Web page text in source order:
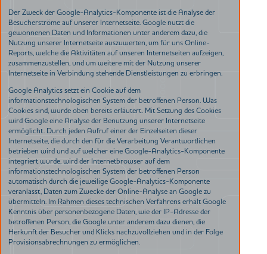
Der Zweck der Google-Analytics-Komponente ist die Analyse der
Besucherströme auf unserer Internetseite. Google nutzt die
gewonnenen Daten und Informationen unter anderem dazu, die
Nutzung unserer Internetseite auszuwerten, um für uns Online-
Reports, welche die Aktivitäten auf unseren Internetseiten aufzeigen,
zusammenzustellen, und um weitere mit der Nutzung unserer
Internetseite in Verbindung stehende Dienstleistungen zu erbringen.
Google Analytics setzt ein Cookie auf dem
informationstechnologischen System der betroffenen Person. Was
Cookies sind, wurde oben bereits erläutert. Mit Setzung des Cookies
wird Google eine Analyse der Benutzung unserer Internetseite
ermöglicht. Durch jeden Aufruf einer der Einzelseiten dieser
Internetseite, die durch den für die Verarbeitung Verantwortlichen
betrieben wird und auf welcher eine Google-Analytics-Komponente
integriert wurde, wird der Internetbrowser auf dem
informationstechnologischen System der betroffenen Person
automatisch durch die jeweilige Google-Analytics-Komponente
veranlasst, Daten zum Zwecke der Online-Analyse an Google zu
übermitteln. Im Rahmen dieses technischen Verfahrens erhält Google
Kenntnis über personenbezogene Daten, wie der IP-Adresse der
betroffenen Person, die Google unter anderem dazu dienen, die
Herkunft der Besucher und Klicks nachzuvollziehen und in der Folge
Provisionsabrechnungen zu ermöglichen.